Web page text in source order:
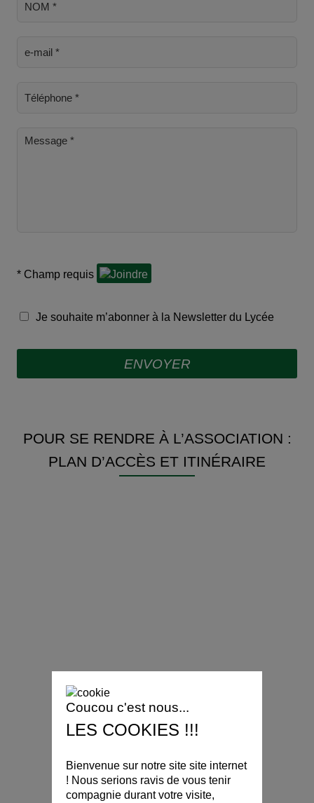
* Champ requis Joindre
Je souhaite m’abonner à la Newsletter du Lycée
ENVOYER
POUR SE RENDRE À L’ASSOCIATION :
PLAN D’ACCÈS ET ITINÉRAIRE
Coucou c'est nous...
LES COOKIES !!!
Bienvenue sur notre site site internet
! Nous serions ravis de vous tenir
compagnie durant votre visite,